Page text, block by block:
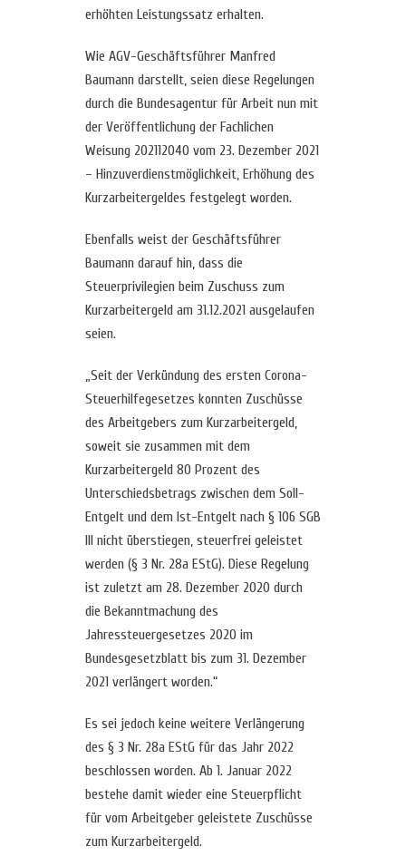
erhöhten Leistungssatz erhalten.
Wie AGV-Geschäftsführer Manfred
Baumann darstellt, seien diese Regelungen
durch die Bundesagentur für Arbeit nun mit
der Veröffentlichung der Fachlichen
Weisung 202112040 vom 23. Dezember 2021
– Hinzuverdienstmöglichkeit, Erhöhung des
Kurzarbeitergeldes festgelegt worden.
Ebenfalls weist der Geschäftsführer
Baumann darauf hin, dass die
Steuerprivilegien beim Zuschuss zum
Kurzarbeitergeld am 31.12.2021 ausgelaufen
seien.
„Seit der Verkündung des ersten Corona-
Steuerhilfegesetzes konnten Zuschüsse
des Arbeitgebers zum Kurzarbeitergeld,
soweit sie zusammen mit dem
Kurzarbeitergeld 80 Prozent des
Unterschiedsbetrags zwischen dem Soll-
Entgelt und dem Ist-Entgelt nach § 106 SGB
III nicht überstiegen, steuerfrei geleistet
werden (§ 3 Nr. 28a EStG). Diese Regelung
ist zuletzt am 28. Dezember 2020 durch
die Bekanntmachung des
Jahressteuergesetzes 2020 im
Bundesgesetzblatt bis zum 31. Dezember
2021 verlängert worden.“
Es sei jedoch keine weitere Verlängerung
des § 3 Nr. 28a EStG für das Jahr 2022
beschlossen worden. Ab 1. Januar 2022
bestehe damit wieder eine Steuerpflicht
für vom Arbeitgeber geleistete Zuschüsse
zum Kurzarbeitergeld.